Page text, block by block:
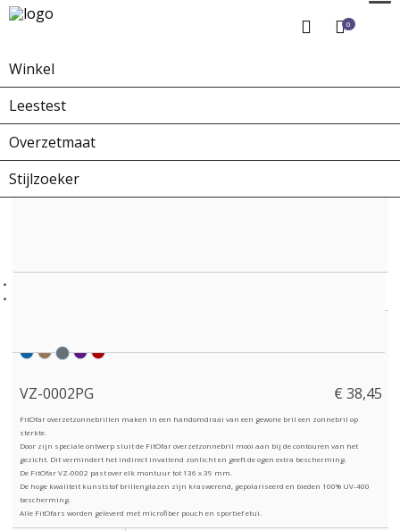
0
Winkel
Leestest
Overzetmaat
Stijlzoeker
Home Winkel
VZ-0002PG € 38,45
FitOfar overzetzonnebrillen maken in een handomdraai van een gewone bril een zonnebril op
sterkte.
Door zijn speciale ontwerp sluit de FitOfar overzetzonnebril mooi aan bij de contouren van het
gezicht. Dit vermindert het indirect invallend zonlicht en geeft de ogen extra bescherming.
De FitOfar VZ-0002 past over elk montuur tot 136 x 39 mm.
De hoge kwaliteit kunststof brillenglazen zijn kraswerend, gepolariseerd en bieden 100% UV-400
bescherming.
Alle FitOfars worden geleverd met microfiber pouch en sportief etui.